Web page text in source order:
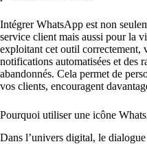
Intégrer WhatsApp est non
service client mais aussi pour la
exploitant cet outil correctement,
notifications automatisées et des
abandonnés. Cela permet de
vos clients, encouragent
Pourquoi utiliser une icône
Dans l’univers digital, le